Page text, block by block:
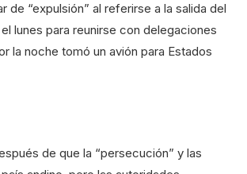
“expulsión” al referirse a la salida del
lunes para reunirse con delegaciones
la noche tomó un avión para Estados
de que la “persecución” y las